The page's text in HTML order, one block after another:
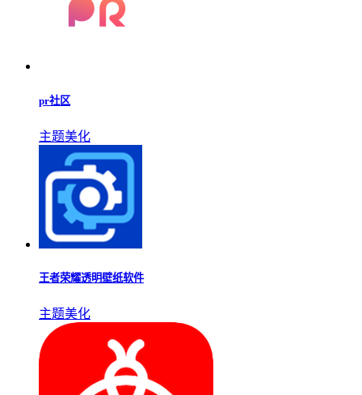
主题美化
pr社区
主题美化
王者荣耀透明壁纸软件
主题美化